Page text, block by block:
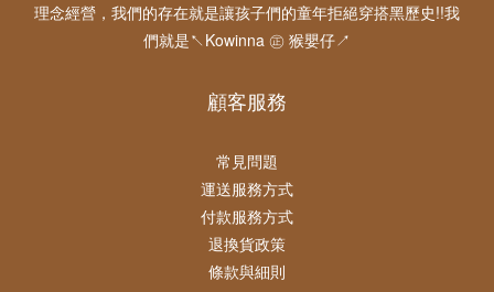
理念經營，我們的存在就是讓孩子們的童年拒絕穿搭黑歷史!!我
們就是↖Kowinna ㊣ 猴嬰仔↗
顧客服務
常見問題
運送服務方式
付款服務方式
退換貨政策
條款與細則